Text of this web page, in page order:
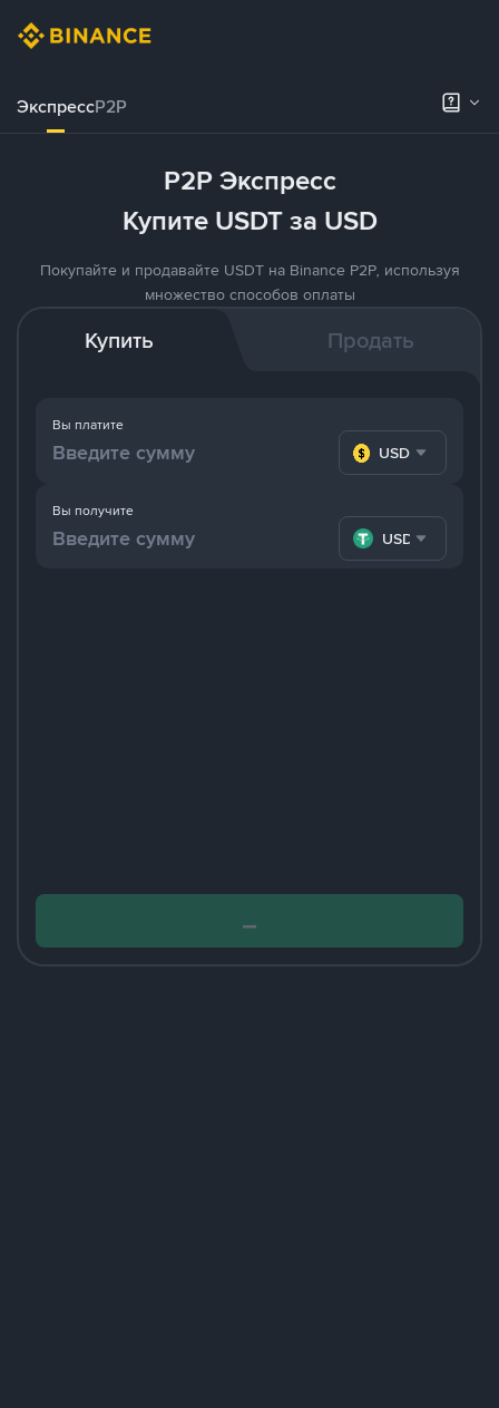
ЭкспрессP2P
P2P Экспресс
Купите USDT за USD
Покупайте и продавайте USDT на Binance P2P, используя
множество способов оплаты
Купить Продать
Вы платите
USD
Вы получите
USDT